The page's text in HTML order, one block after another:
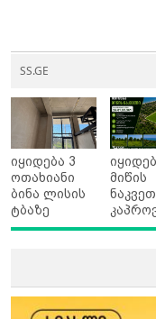
SS.GE
იყიდება 3
ოთახიანი
ბინა ლისის
ტბაზე
მიწის